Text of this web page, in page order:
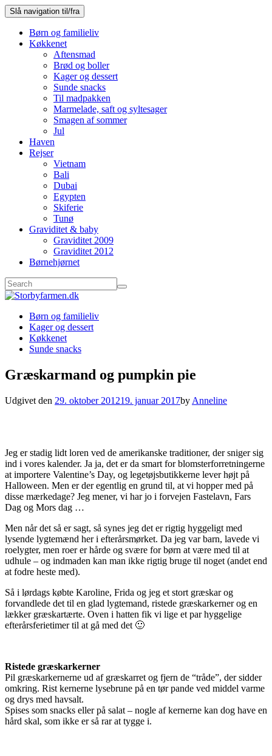
Slå navigation til/fra
Børn og familieliv
Køkkenet
Aftensmad
Brød og boller
Kager og dessert
Sunde snacks
Til madpakken
Marmelade, saft og syltesager
Smagen af sommer
Jul
Haven
Rejser
Vietnam
Bali
Dubai
Egypten
Skiferie
Tunø
Graviditet & baby
Graviditet 2009
Graviditet 2012
Børnehjørnet
Børn og familieliv
Kager og dessert
Køkkenet
Sunde snacks
Græskarmand og pumpkin pie
Udgivet den 29. oktober 201219. januar 2017by Anneline
Jeg er stadig lidt loren ved de amerikanske traditioner, der sniger sig
ind i vores kalender. Ja ja, det er da smart for blomsterforretningerne
at importere Valentine’s Day, og legetøjsbutikkerne lever højt på
Halloween. Men er der egentlig en grund til, at vi hopper med på
disse mærkedage? Jeg mener, vi har jo i forvejen Fastelavn, Fars
Dag og Mors dag …
Men når det så er sagt, så synes jeg det er rigtig hyggeligt med
lysende lygtemænd her i efterårsmørket. Da jeg var barn, lavede vi
roelygter, men roer er hårde og svære for børn at være med til at
udhule – og indmaden kan man ikke rigtig bruge til noget (andet end
at fodre heste med).
Så i lørdags købte Karoline, Frida og jeg et stort græskar og
forvandlede det til en glad lygtemand, ristede græskarkerner og en
lækker græskartærte. Oven i hatten fik vi lige et par hyggelige
efterårsferietimer til at gå med det 🙂
Ristede græskarkerner
Pil græskarkernerne ud af græskarret og fjern de “tråde”, der sidder
omkring. Rist kernerne lysebrune på en tør pande ved middel varme
og drys med havsalt.
Spises som snacks eller på salat – nogle af kernerne kan dog have en
hård skal, som ikke er så rar at tygge i.